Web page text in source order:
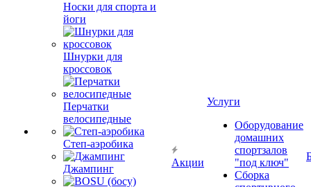
Носки для спорта и
йоги
Шнурки для
кроссовок
Перчатки
велосипедные
Степ-аэробика
Джампинг
Акции
Услуги
Оборудование
домашних
спортзалов
"под ключ"
Сборка